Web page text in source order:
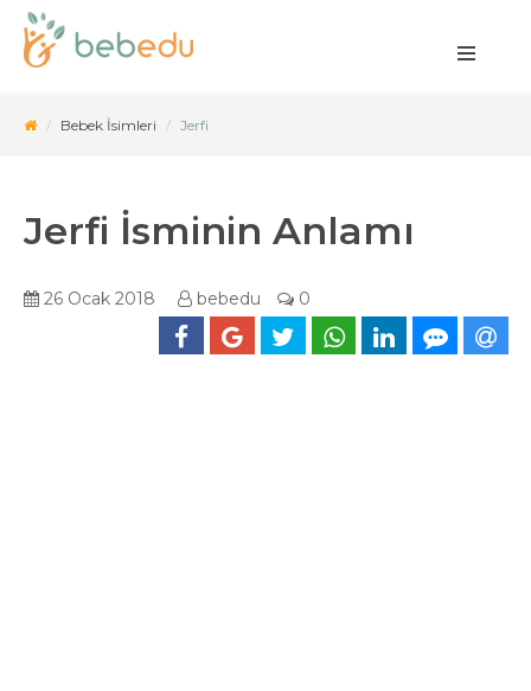
Bebek İsimleri Jerfi
Jerfi İsminin Anlamı
26 Ocak 2018 bebedu 0